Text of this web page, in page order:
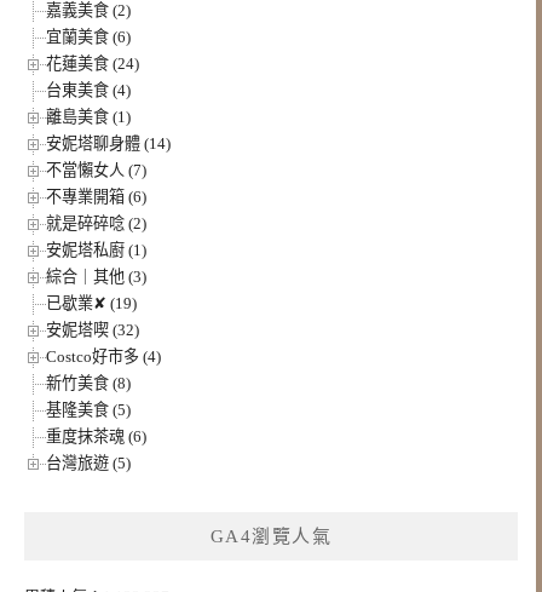
嘉義美食 (2)
宜蘭美食 (6)
花蓮美食 (24)
台東美食 (4)
離島美食 (1)
安妮塔聊身體 (14)
不當懶女人 (7)
不專業開箱 (6)
就是碎碎唸 (2)
安妮塔私廚 (1)
綜合｜其他 (3)
已歇業✘ (19)
安妮塔喫 (32)
Costco好市多 (4)
新竹美食 (8)
基隆美食 (5)
重度抹茶魂 (6)
台灣旅遊 (5)
GA4瀏覽人氣